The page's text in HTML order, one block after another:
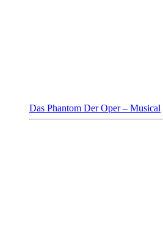
Das Phantom Der Oper – Musical